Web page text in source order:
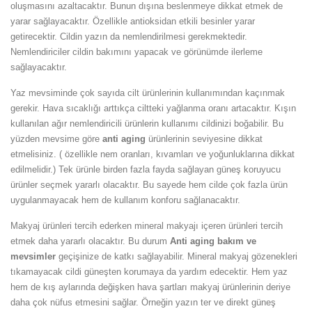
oluşmasını azaltacaktır. Bunun dışına beslenmeye dikkat etmek de
yarar sağlayacaktır. Özellikle antioksidan etkili besinler yarar
getirecektir. Cildin yazın da nemlendirilmesi gerekmektedir.
Nemlendiriciler cildin bakımını yapacak ve görünümde ilerleme
sağlayacaktır.
Yaz mevsiminde çok sayıda cilt ürünlerinin kullanımından kaçınmak
gerekir. Hava sıcaklığı arttıkça ciltteki yağlanma oranı artacaktır. Kışın
kullanılan ağır nemlendiricili ürünlerin kullanımı cildinizi boğabilir. Bu
yüzden mevsime göre anti aging ürünlerinin seviyesine dikkat
etmelisiniz. ( özellikle nem oranları, kıvamları ve yoğunluklarına dikkat
edilmelidir.) Tek ürünle birden fazla fayda sağlayan güneş koruyucu
ürünler seçmek yararlı olacaktır. Bu sayede hem cilde çok fazla ürün
uygulanmayacak hem de kullanım konforu sağlanacaktır.
Makyaj ürünleri tercih ederken mineral makyajı içeren ürünleri tercih
etmek daha yararlı olacaktır. Bu durum Anti aging bakım ve
mevsimler geçişinize de katkı sağlayabilir. Mineral makyaj gözenekleri
tıkamayacak cildi güneşten korumaya da yardım edecektir. Hem yaz
hem de kış aylarında değişken hava şartları makyaj ürünlerinin deriye
daha çok nüfus etmesini sağlar. Örneğin yazın ter ve direkt güneş